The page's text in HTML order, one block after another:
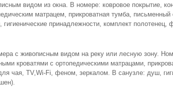
видом из окна. В номере: ковровое покрытие,
матрацем, прикроватная тумба,
принадлежности, комплект полотенец,
c живописным видом на реку или лесную зону.
кроватями с ортопедическими матрацами,
чая, TV,Wi-Fi, феном, зеркалом. В санузле: душ,